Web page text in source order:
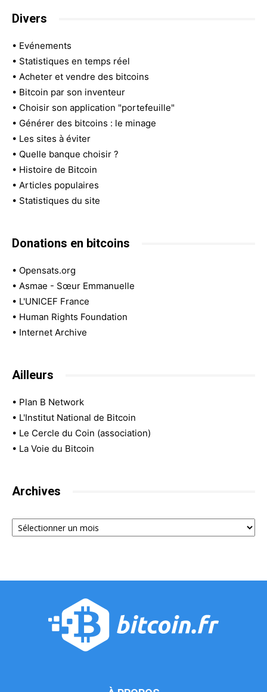
Divers
• Evénements
• Statistiques en temps réel
• Acheter et vendre des bitcoins
• Bitcoin par son inventeur
• Choisir son application "portefeuille"
• Générer des bitcoins : le minage
• Les sites à éviter
• Quelle banque choisir ?
• Histoire de Bitcoin
• Articles populaires
• Statistiques du site
Donations en bitcoins
• Opensats.org
• Asmae - Sœur Emmanuelle
• L'UNICEF France
• Human Rights Foundation
• Internet Archive
Ailleurs
• Plan B Network
• L'Institut National de Bitcoin
• Le Cercle du Coin (association)
• La Voie du Bitcoin
Archives
Archives